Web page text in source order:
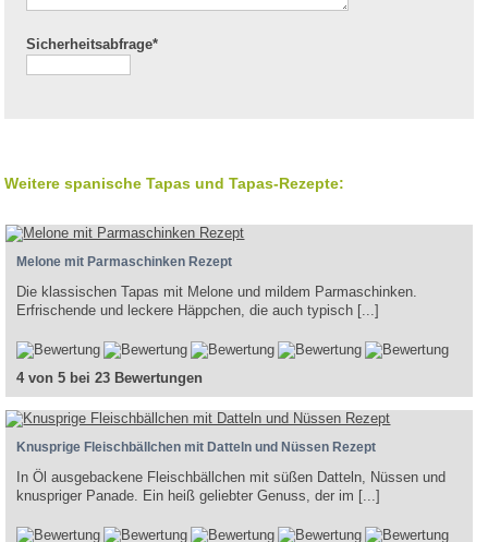
Sicherheitsabfrage*
Weitere spanische Tapas und Tapas-Rezepte:
Melone mit Parmaschinken Rezept
Die klassischen Tapas mit Melone und mildem Parmaschinken.
Erfrischende und leckere Häppchen, die auch typisch [...]
4 von 5 bei 23 Bewertungen
Knusprige Fleischbällchen mit Datteln und Nüssen Rezept
In Öl ausgebackene Fleischbällchen mit süßen Datteln, Nüssen und
knuspriger Panade. Ein heiß geliebter Genuss, der im [...]